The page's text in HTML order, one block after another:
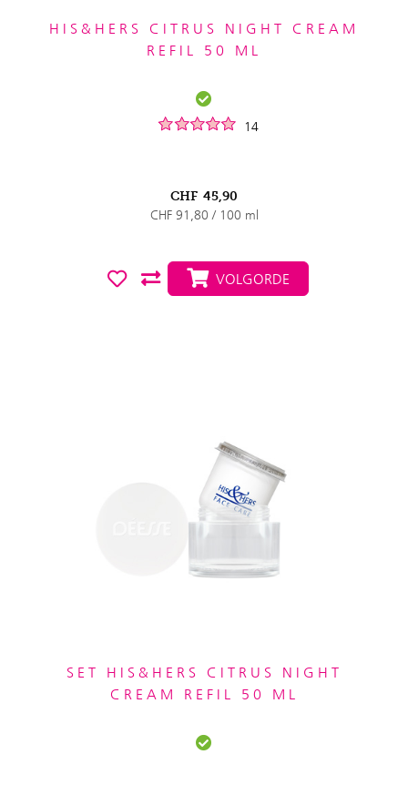
HIS&HERS CITRUS NIGHT CREAM
REFIL 50 ML
14
CHF 45,90
CHF 91,80 / 100 ml
VOLGORDE
SET HIS&HERS CITRUS NIGHT
CREAM REFIL 50 ML